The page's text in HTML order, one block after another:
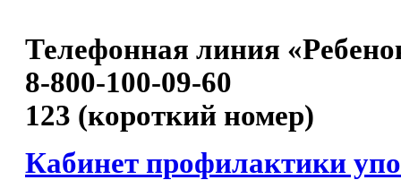
Телефонная линия
8-800-100-09-60
123 (короткий номер)
Кабинет профилактики